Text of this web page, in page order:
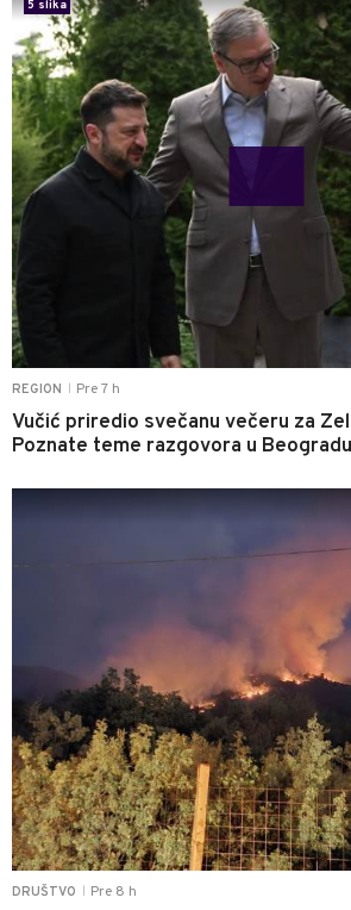
REGION Pre 7 h
Vučić priredio svečanu večeru za
Poznate teme razgovora u
5 slika
DRUŠTVO Pre 8 h